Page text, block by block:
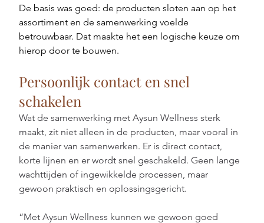
De basis was goed: de producten sloten aan op het
assortiment en de samenwerking voelde
betrouwbaar. Dat maakte het een logische keuze om
hierop door te bouwen.
Persoonlijk contact en snel
schakelen
Wat de samenwerking met Aysun Wellness sterk
maakt, zit niet alleen in de producten, maar vooral in
de manier van samenwerken. Er is direct contact,
korte lijnen en er wordt snel geschakeld. Geen lange
wachttijden of ingewikkelde processen, maar
gewoon praktisch en oplossingsgericht.
“Met Aysun Wellness kunnen we gewoon goed